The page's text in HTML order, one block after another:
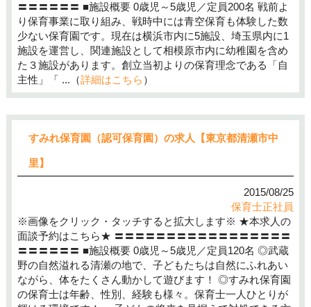
〓〓〓〓〓〓 ■施設概要 0歳児～5歳児／定員200名 戦前よ
り保育事業に取り組み、戦時中には青空保育も体験した数
少ない保育園です。現在は横浜市内に5施設、埼玉県内に1
施設を運営し、関連施設として相模原市内に幼稚園を含め
た３施設があります。創立当初よりの保育理念である「自
主性」「 ...（詳細はこちら ）
すみれ保育園（認可保育園）の求人【東京都清瀬市中
里】
2015/08/25
保育士正社員
※画像をクリック・タッチすると拡大します※ ★本求人の
面談予約はこちら★ 〓〓〓〓〓〓〓〓〓〓〓〓〓〓〓〓〓
〓〓〓〓〓〓 ■施設概要 0歳児～5歳児／定員120名 ◎武蔵
野の自然溢れる清瀬の地で、子どもたちは自然にふれあい
ながら、体をたくさん動かして遊びます！ ◎すみれ保育園
の保育士は年齢、性別、経験も様々。保育士一人ひとりが